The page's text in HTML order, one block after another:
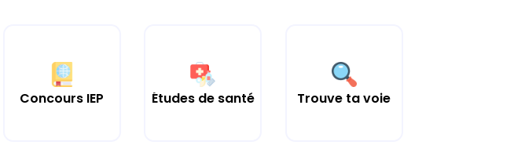
Concours IEP Études de santé Trouve ta voie